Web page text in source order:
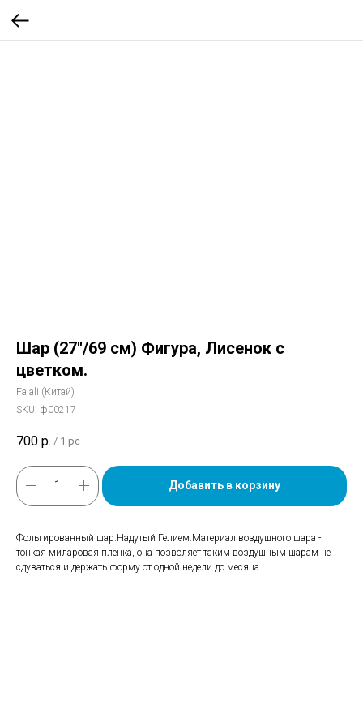
Шар (27''/69 см) Фигура, Лисенок с
цветком.
Falali (Китай)
SKU: ф00217
700 р. / 1 pc
Добавить в корзину
Фольгированный шар.Надутый Гелием.Материал воздушного шара -
тонкая миларовая пленка, она позволяет таким воздушным шарам не
сдуваться и держать форму от одной недели до месяца.